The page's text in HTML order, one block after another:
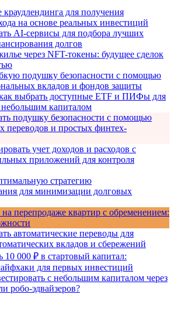
краудлендинга для получения
на основе реальных инвестиций
AI-сервисы для подбора лучших
долгов
через NFT-токены: будущее сделок
подушку безопасности с помощью
вкладов и фондов защиты
выбрать доступные ETF и ПИФы для
капиталом
подушку безопасности с помощью
переводов и простых финтех-
учет доходов и расходов с
приложений для контроля
стратегию
для минимизации долговых
на перепродаже квартир с обременением:
автоматические переводы для
вкладов и сбережений
10 000 ₽ в стартовый капитал:
для первых инвестиций
с небольшим капиталом через
робо-эдвайзеров?